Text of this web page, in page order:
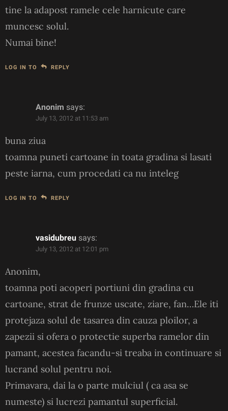
tine la adapost ramele cele harnicute care
muncesc solul.
Numai bine!
LOG IN TO REPLY
Anonim says:
July 13, 2012 at 11:53 am
buna ziua
toamna puneti cartoane in toata gradina si lasati
peste iarna, cum procedati ca nu inteleg
LOG IN TO REPLY
vasidubreu says:
July 13, 2012 at 12:01 pm
Anonim,
toamna poti acoperi portiuni din gradina cu
cartoane, strat de frunze uscate, ziare, fan…Ele iti
protejaza solul de tasarea din cauza ploilor, a
zapezii si ofera o protectie superba ramelor din
pamant, acestea facandu-si treaba in continuare si
lucrand solul pentru noi.
Primavara, dai la o parte mulciul ( ca asa se
numeste) si lucrezi pamantul superficial.